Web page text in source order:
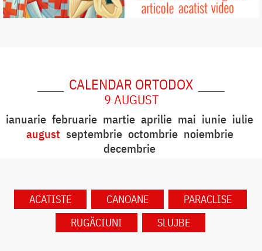
CALENDAR ORTODOX
9 AUGUST
ianuarie februarie martie aprilie mai iunie iulie
august septembrie octombrie noiembrie
decembrie
ACATISTE CANOANE
PARACLISE
RUGĂCIUNI
SLUJBE